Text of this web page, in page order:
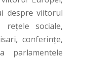
despre viitorul
sociale,
conferințe,
parlamentele